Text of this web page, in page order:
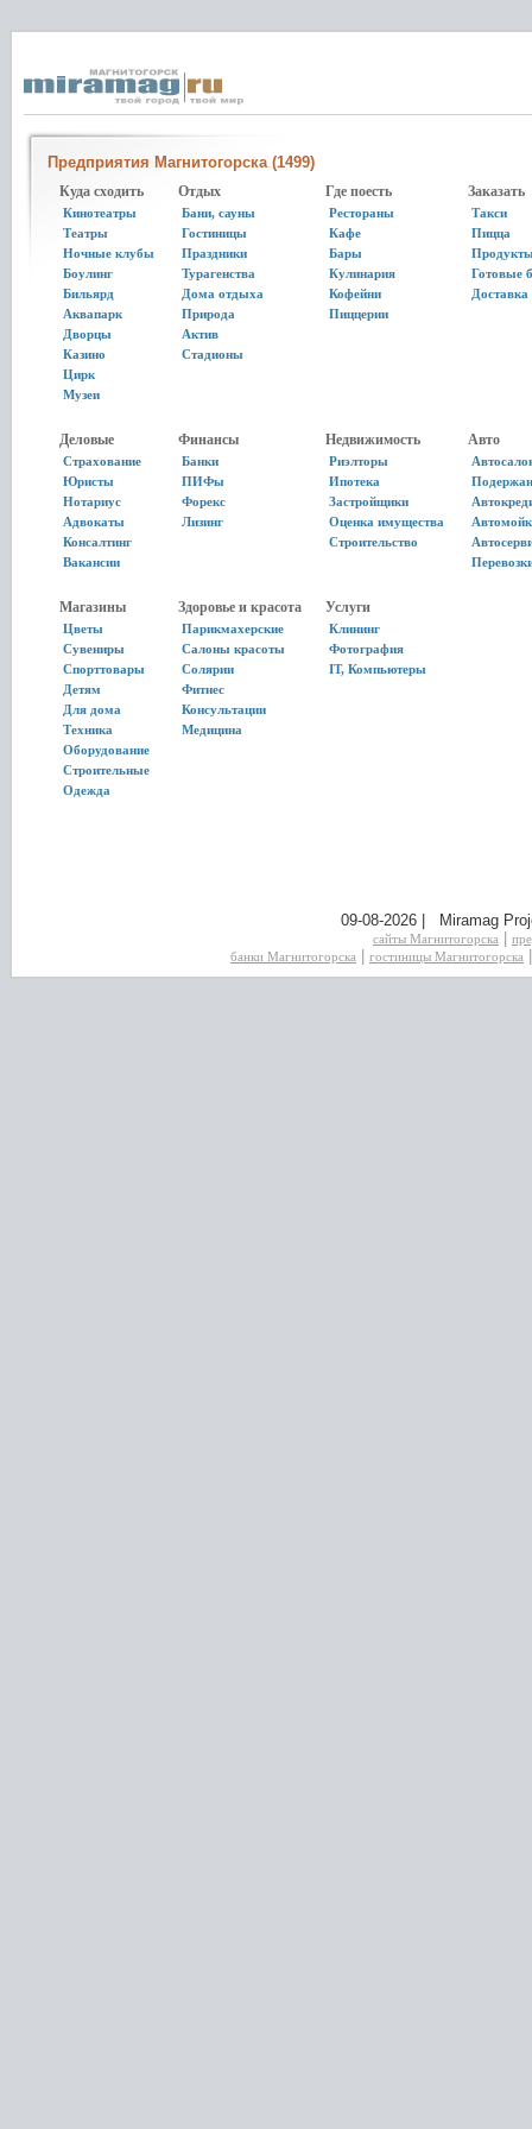
Предприятия Магнитогорска (1499)
Куда сходить
Кинотеатры
Театры
Ночные клубы
Боулинг
Бильярд
Аквапарк
Дворцы
Казино
Цирк
Музеи
Отдых
Бани, сауны
Гостиницы
Праздники
Турагенства
Дома отдыха
Природа
Актив
Стадионы
Где поесть
Рестораны
Кафе
Бары
Кулинария
Кофейни
Пиццерии
Заказать
Такси
Пицца
Готовые
Деловые
Страхование
Юристы
Нотариус
Адвокаты
Консалтинг
Вакансии
Финансы
Банки
ПИФы
Форекс
Лизинг
Недвижимость
Риэлторы
Ипотека
Застройщики
Оценка имущества
Строительство
Авто
Магазины
Цветы
Сувениры
Спорттовары
Детям
Для дома
Техника
Оборудование
Строительные
Одежда
Здоровье и красота
Парикмахерские
Салоны красоты
Солярии
Фитнес
Консультации
Медицина
Услуги
Клининг
Фотография
IT, Компьютеры
09-08-2026 | Miramag
сайты Магнитогорска
банки Магнитогорска
гостиницы Магнитогорска